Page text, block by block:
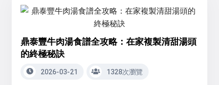
鼎泰豐牛肉湯食譜全攻略：在家複製清甜湯頭
的終極秘訣
2026-03-21 1328次瀏覽